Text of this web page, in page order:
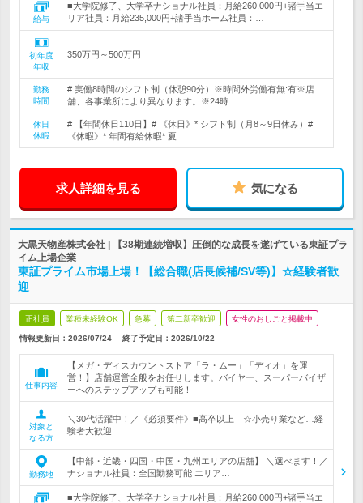
給与
■大学院修了、大学卒ナショナル社員：月給260,000円+諸手当エ
リア社員：月給235,000円+諸手当ホーム社員：…
初年度
年収
350万円～500万円
勤務
時間
# 実働8時間のシフト制（休憩90分）※時間外労働有無:有※店
舗、各事業所により異なります。※24時…
休日
休暇
# 【年間休日110日】# 《休日》* シフト制（月8～9日休み）#
《休暇》* 年間有給休暇* 夏…
求人詳細を見る 気になる
大黒天物産株式会社 | 【38期連続増収】圧倒的な成長を遂げている東証プラ
イム上場企業
東証プライム市場上場！【総合職(店長候補/SV等)】☆経験者歓
迎
正社員 業種未経験OK 急募 第二新卒歓迎 女性のおしごと掲載中
情報更新日：2026/07/24 終了予定日： 2026/10/22
仕事内容
【メガ・ディスカウントストア「ラ・ムー」「ディオ」を運
営！】店舗運営全般をお任せします。バイヤー、スーパーバイザ
ーへのステップアップも可能！
対象と
なる方
＼30代活躍中！／《必須要件》■高卒以上 ☆小売り業など…経
験者大歓迎
勤務地
【中部・近畿・四国・中国・九州エリアの店舗】 ＼選べます！／
ナショナル社員：全国勤務可能 エリア…
■大学院修了、大学卒ナショナル社員：月給260,000円+諸手当エ